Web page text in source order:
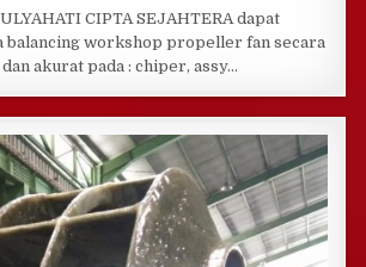
CIPTA SEJAHTERA dapat
balancing workshop propeller fan secara
akurat pada : chiper, assy…